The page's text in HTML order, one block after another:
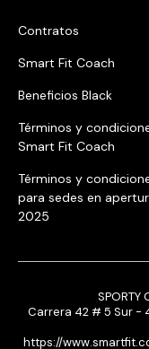
Contratos
Smart Fit Coach
Beneficios Black
Términos y
Smart Fit Coach
Términos y
para sedes en
2025
SPORTY
Carrera 42 # 5 Sur -
https://